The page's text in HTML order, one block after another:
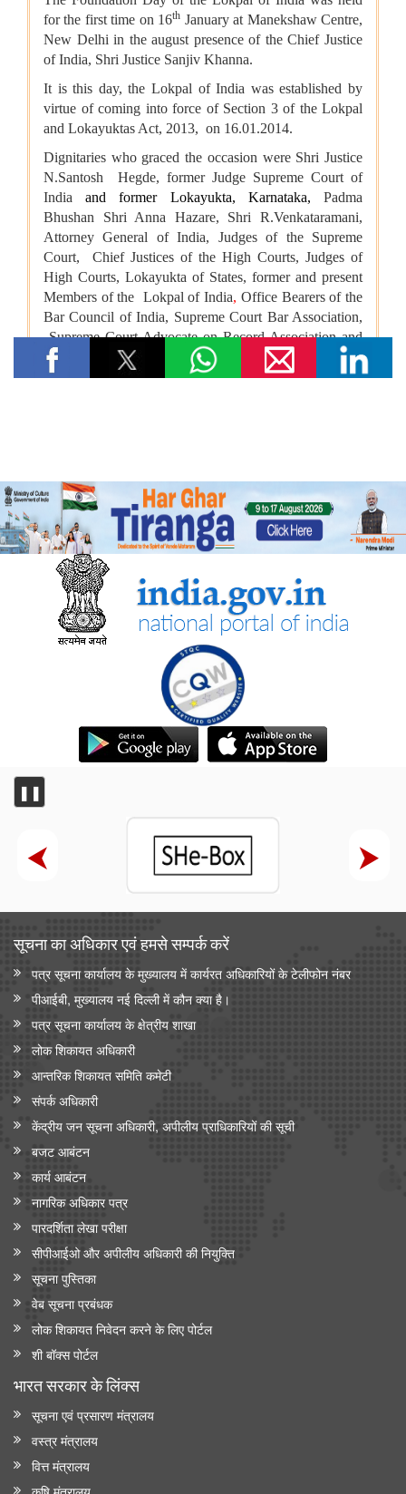
❚❚
सूचना का अधिकार एवं हमसे सम्‍पर्क करें
पत्र सूचना कार्यालय के मुख्यालय में कार्यरत अधिकारियों के टेलीफोन नंबर
पीआईबी, मुख्यालय नई दिल्ली में कौन क्या है।
पत्र सूचना कार्यालय के क्षेत्रीय शाखा
लोक शिकायत अधिकारी
आन्‍तरिक शिकायत समिति कमेटी
संपर्क अधिकारी
केंद्रीय जन सूचना अधिकारी, अपीलीय प्राधिकारियों की सूची
बजट आबंटन
कार्य आबंटन
नागरिक अधिकार पत्र
पारदर्शिता लेखा परीक्षा
सीपीआईओ और अपी‍लीय अधिकारी की नियुक्ति
सूचना पुस्तिका
वेब सूचना प्रबंधक
लोक शिकायत निवेदन करने के लिए पोर्टल
शी बॉक्स पोर्टल
भारत सरकार के लिंक्‍स
सूचना एवं प्रसारण मंत्रालय
वस्त्र मंत्रालय
वित्त मंत्रालय